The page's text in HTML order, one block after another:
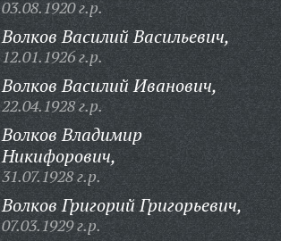
03.08.1920 г.р.
Волков Василий Васильевич,
12.01.1926 г.р.
Волков Василий Иванович,
22.04.1928 г.р.
Волков Владимир
Никифорович,
31.07.1928 г.р.
Волков Григорий Григорьевич,
07.03.1929 г.р.